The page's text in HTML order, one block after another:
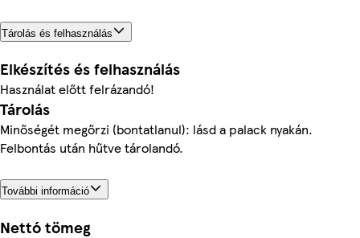
Tárolás és felhasználás
Elkészítés és felhasználás
Használat előtt felrázandó!
Tárolás
Minőségét megőrzi (bontatlanul): lásd a palack nyakán.
Felbontás után hűtve tárolandó.
További információ
Nettó tömeg